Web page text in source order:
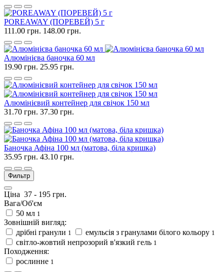
POREAWAY (ПОРЕВЕЙ) 5 г
111.00 грн. 148.00 грн.
Алюмінієва баночка 60 мл
19.90 грн. 25.95 грн.
Алюмінієвий контейнер для свічок 150 мл
31.70 грн. 37.30 грн.
Баночка Афіна 100 мл (матова, біла кришка)
35.95 грн. 43.10 грн.
Фильтр
Ціна 37 - 195 грн.
Вага/Об'єм
50 мл 1
Зовнішній вигляд:
дрібні гранули 1 емульсія з гранулами білого кольору 1
світло-жовтий непрозорий в'язкий гель 1
Походження:
рослинне 1